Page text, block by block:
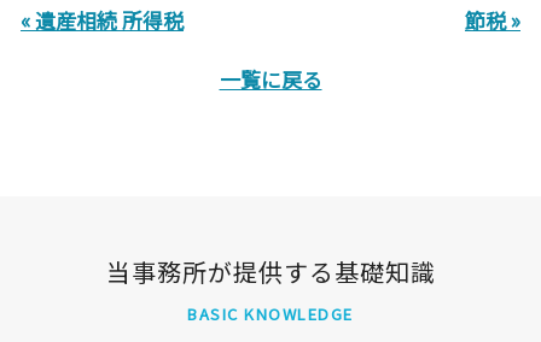
« 遺産相続 所得税
節税 »
一覧に戻る
当事務所が提供する基礎知識
BASIC KNOWLEDGE